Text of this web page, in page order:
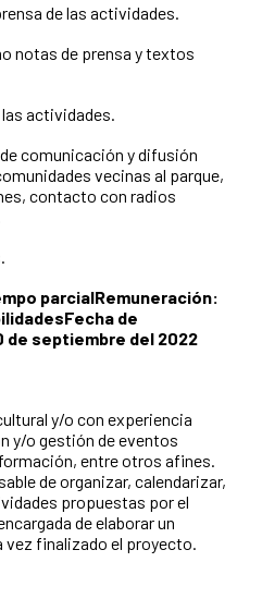
de las actividades.
notas de prensa y textos
actividades.
comunicación y difusión
vecinas al parque,
contacto con radios
parcialRemuneración:
Fecha de
de septiembre del 2022
y/o con experiencia
y/o gestión de eventos
entre otros afines.
de organizar, calendarizar,
propuestas por el
de elaborar un
vez finalizado el proyecto.